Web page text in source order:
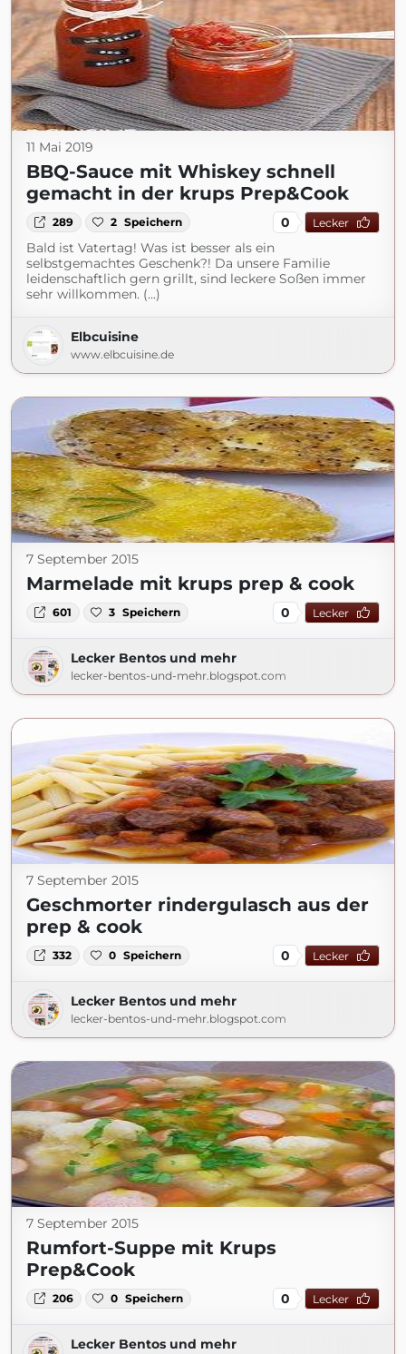
11 Mai 2019
BBQ-Sauce mit Whiskey schnell
gemacht in der krups Prep&Cook
289 2 Speichern 0 Lecker
Bald ist Vatertag! Was ist besser als ein
selbstgemachtes Geschenk?! Da unsere Familie
leidenschaftlich gern grillt, sind leckere Soßen immer
sehr willkommen. (...)
Elbcuisine
www.elbcuisine.de
7 September 2015
Marmelade mit krups prep & cook
601 3 Speichern 0 Lecker
Lecker Bentos und mehr
lecker-bentos-und-mehr.blogspot.com
7 September 2015
Geschmorter rindergulasch aus der
prep & cook
332 0 Speichern 0 Lecker
Lecker Bentos und mehr
lecker-bentos-und-mehr.blogspot.com
7 September 2015
Rumfort-Suppe mit Krups
Prep&Cook
206 0 Speichern 0 Lecker
Lecker Bentos und mehr